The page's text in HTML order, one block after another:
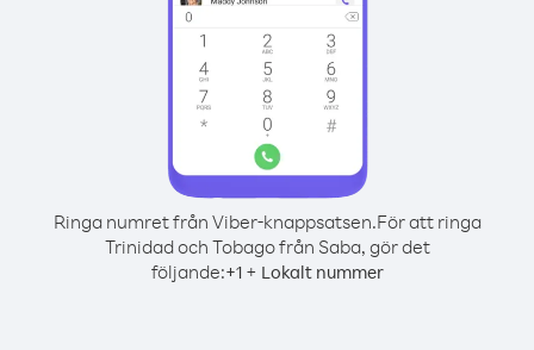
Ringa numret från Viber-knappsatsen.För att ringa
Trinidad och Tobago från Saba, gör det
följande:+1+ Lokalt nummer